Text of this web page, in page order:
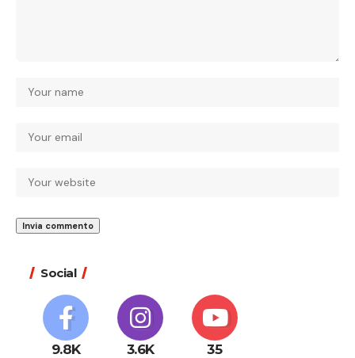
Social
9.8K 3.6K 35